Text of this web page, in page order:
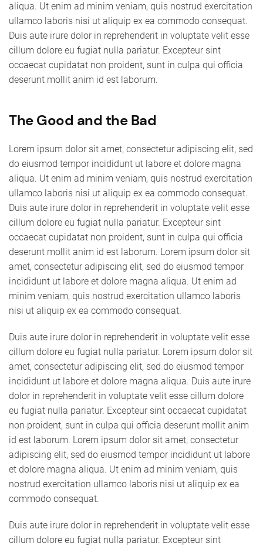
aliqua. Ut enim ad minim veniam, quis nostrud exercitation
ullamco laboris nisi ut aliquip ex ea commodo consequat.
Duis aute irure dolor in reprehenderit in voluptate velit esse
cillum dolore eu fugiat nulla pariatur. Excepteur sint
occaecat cupidatat non proident, sunt in culpa qui officia
deserunt mollit anim id est laborum.
The Good and the Bad
Lorem ipsum dolor sit amet, consectetur adipiscing elit, sed
do eiusmod tempor incididunt ut labore et dolore magna
aliqua. Ut enim ad minim veniam, quis nostrud exercitation
ullamco laboris nisi ut aliquip ex ea commodo consequat.
Duis aute irure dolor in reprehenderit in voluptate velit esse
cillum dolore eu fugiat nulla pariatur. Excepteur sint
occaecat cupidatat non proident, sunt in culpa qui officia
deserunt mollit anim id est laborum. Lorem ipsum dolor sit
amet, consectetur adipiscing elit, sed do eiusmod tempor
incididunt ut labore et dolore magna aliqua. Ut enim ad
minim veniam, quis nostrud exercitation ullamco laboris
nisi ut aliquip ex ea commodo consequat.
Duis aute irure dolor in reprehenderit in voluptate velit esse
cillum dolore eu fugiat nulla pariatur. Lorem ipsum dolor sit
amet, consectetur adipiscing elit, sed do eiusmod tempor
incididunt ut labore et dolore magna aliqua. Duis aute irure
dolor in reprehenderit in voluptate velit esse cillum dolore
eu fugiat nulla pariatur. Excepteur sint occaecat cupidatat
non proident, sunt in culpa qui officia deserunt mollit anim
id est laborum. Lorem ipsum dolor sit amet, consectetur
adipiscing elit, sed do eiusmod tempor incididunt ut labore
et dolore magna aliqua. Ut enim ad minim veniam, quis
nostrud exercitation ullamco laboris nisi ut aliquip ex ea
commodo consequat.
Duis aute irure dolor in reprehenderit in voluptate velit esse
cillum dolore eu fugiat nulla pariatur. Excepteur sint